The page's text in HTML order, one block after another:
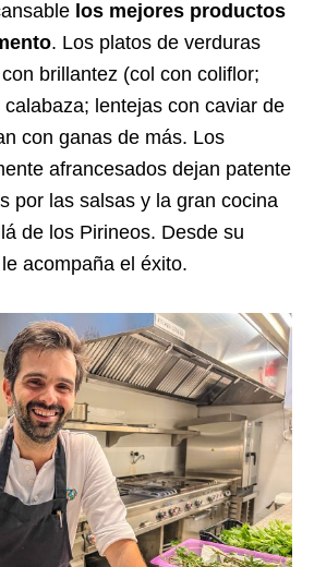
los mejores productos
. Los platos de verduras
brillantez (col con coliflor;
lentejas con caviar de
con ganas de más. Los
afrancesados dejan patente
por las salsas y la gran cocina
de los Pirineos. Desde su
acompaña el éxito.